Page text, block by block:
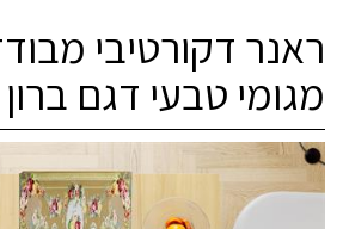
ראנר דקורטיבי
מגומי טבעי דגם ברון 19